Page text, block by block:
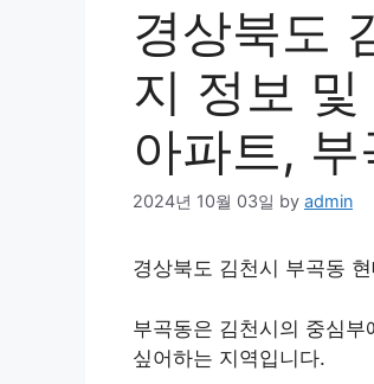
경상북도
지 정보
아파트,
2024년 10월 03일 by admin
경상북도 김천시 부곡동
부곡동은 김천시의 중심부
싶어하는 지역입니다.